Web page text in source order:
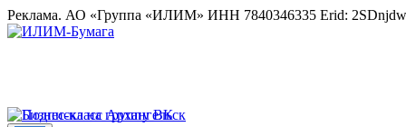
Реклама. АО «Группа «ИЛИМ» ИНН 7840346335 Erid: